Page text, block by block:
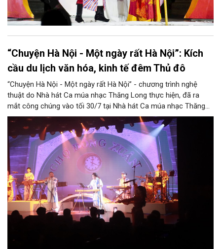
“Chuyện Hà Nội - Một ngày rất Hà Nội”: Kích
cầu du lịch văn hóa, kinh tế đêm Thủ đô
“Chuyện Hà Nội - Một ngày rất Hà Nội” - chương trình nghệ
thuật do Nhà hát Ca múa nhạc Thăng Long thực hiện, đã ra
mắt công chúng vào tối 30/7 tại Nhà hát Ca múa nhạc Thăng
Long (số 31 - 33 phố Lương Văn Can, phường Hoàn Kiếm).